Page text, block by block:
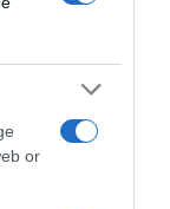
or
alimento:
Km. 497 -
del